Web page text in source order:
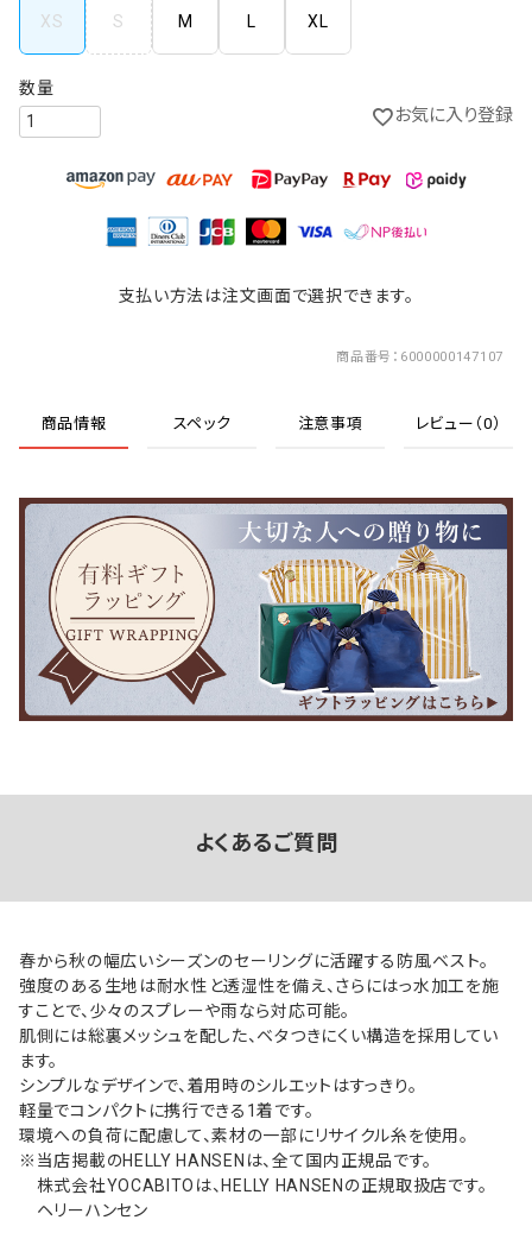
XS S M L XL
お気に入り登録
支払い方法は注文画面で選択できます。
商品番号 6000000147107
商品情報 スペック 注意事項 レビュー（0）
よくあるご質問
春から秋の幅広いシーズンのセーリングに活躍する防風ベスト。
強度のある生地は耐水性と透湿性を備え、さらにはっ水加工を施
すことで、少々のスプレーや雨なら対応可能。
肌側には総裏メッシュを配した、ベタつきにくい構造を採用してい
ます。
シンプルなデザインで、着用時のシルエットはすっきり。
軽量でコンパクトに携行できる1着です。
環境への負荷に配慮して、素材の一部にリサイクル糸を使用。
※当店掲載のHELLY HANSENは、全て国内正規品です。
株式会社YOCABITOは、HELLY HANSENの正規取扱店です。
ヘリーハンセン